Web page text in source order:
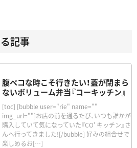
記事
腹ペコな時こそ行きたい！蓋が閉まら
ないボリューム弁当『コーキッチン』
[toc] [bubble user="rie" name=""
img_url=""]お店の前を通るたび、いつも誰かが
購入していて気になっていた『CO' キッチン』さ
んへ行ってきました![/bubble] 好みの組合せで
楽しめるお[…]